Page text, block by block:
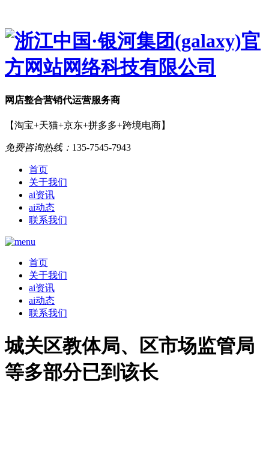
网店整合营销代运营服务商
【淘宝+天猫+京东+拼多多+跨境电商】
免费咨询热线： 135-7545-7943
首页
关于我们
ai资讯
ai动态
联系我们
首页
关于我们
ai资讯
ai动态
联系我们
城关区教体局、区市场监管局
等多部分已到该长